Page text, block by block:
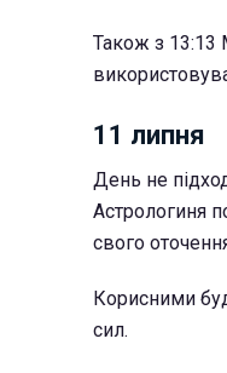
Також з 13:13
11 липня
День не
Астрологиня
свого
Корисними
сил.